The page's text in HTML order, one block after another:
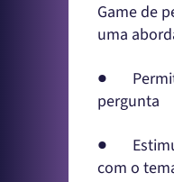
Game de
uma
●
pergunta
●
com o